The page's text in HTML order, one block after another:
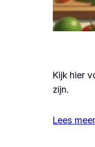
Kijk hier
zijn.
Lees meer